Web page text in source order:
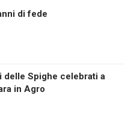
di fede
delle Spighe celebrati a
in Agro